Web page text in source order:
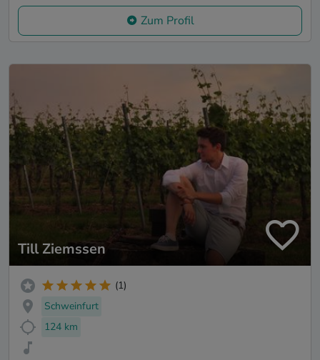
Zum Profil
Till Ziemssen
(1)
Schweinfurt
124 km